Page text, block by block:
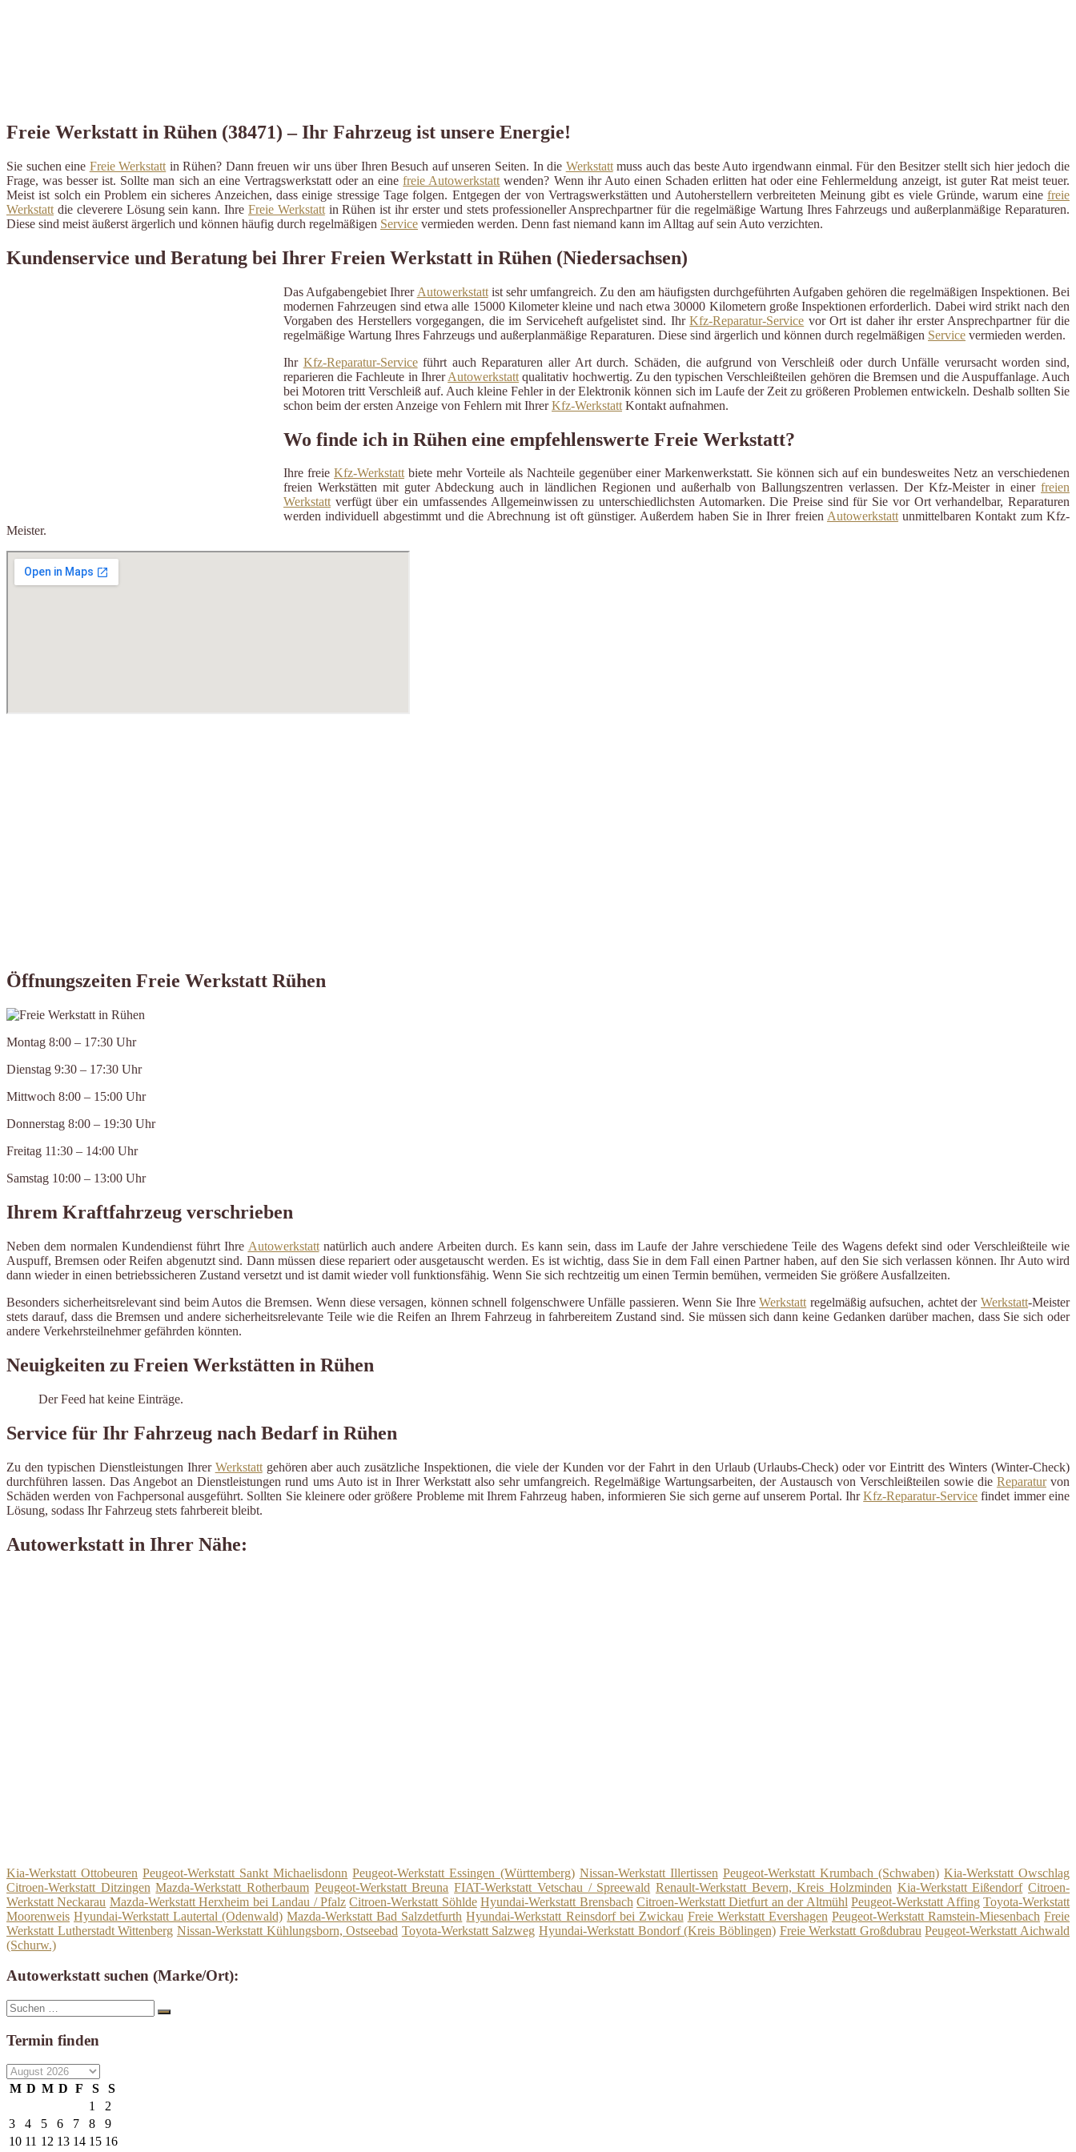
Freie Werkstatt in Rühen (38471) – Ihr Fahrzeug ist unsere Energie!
Sie suchen eine Freie Werkstatt in Rühen? Dann freuen wir uns über Ihren Besuch auf unseren Seiten. In die Werkstattmuss auch das beste Auto irgendwann einmal. Für den Besitzer stellt sich hier jedoch die
Frage, was besser ist. Sollte man sich an eine Vertragswerkstatt oder an einefreie Autowerkstatt wenden? Wenn ihr Auto einen Schaden erlitten hat oder eine Fehlermeldung anzeigt, ist guter Rat meist teuer.
Meist ist solch ein Problem ein sicheres Anzeichen, dass einige stressige Tage folgen. Entgegen der von Vertragswerkstätten und Autoherstellern verbreiteten Meinung gibt es viele Gründe, warum eine freie
Werkstatt die cleverere Lösung sein kann. Ihre Freie Werkstattin Rühen ist ihr erster und stets professioneller Ansprechpartner für die regelmäßige Wartung Ihres Fahrzeugs und außerplanmäßige Reparaturen.
Diese sind meist äußerst ärgerlich und können häufig durch regelmäßigen Service vermieden werden. Denn fast niemand kann im Alltag auf sein Auto verzichten.
Kundenservice und Beratung bei Ihrer Freien Werkstatt in Rühen (Niedersachsen)
Das Aufgabengebiet Ihrer Autowerkstattist sehr umfangreich. Zu den am häufigsten durchgeführten Aufgaben gehören die regelmäßigen Inspektionen. Bei
modernen Fahrzeugen sind etwa alle 15000 Kilometer kleine und nach etwa 30000 Kilometern große Inspektionen erforderlich. Dabei wird strikt nach den
Vorgaben des Herstellers vorgegangen, die im Serviceheft aufgelistet sind. IhrKfz-Reparatur-Service vor Ort ist daher ihr erster Ansprechpartner für die
regelmäßige Wartung Ihres Fahrzeugs und außerplanmäßige Reparaturen. Diese sind ärgerlich und können durch regelmäßigen Service vermieden werden.
Ihr Kfz-Reparatur-Serviceführt auch Reparaturen aller Art durch. Schäden, die aufgrund von Verschleiß oder durch Unfälle verursacht worden sind,
reparieren die Fachleute in IhrerAutowerkstatt qualitativ hochwertig. Zu den typischen Verschleißteilen gehören die Bremsen und die Auspuffanlage. Auch
bei Motoren tritt Verschleiß auf. Auch kleine Fehler in der Elektronik können sich im Laufe der Zeit zu größeren Problemen entwickeln. Deshalb sollten Sie
schon beim der ersten Anzeige von Fehlern mit IhrerKfz-Werkstatt Kontakt aufnahmen.
Wo finde ich in Rühen eine empfehlenswerte Freie Werkstatt?
Ihre freie Kfz-Werkstattbiete mehr Vorteile als Nachteile gegenüber einer Markenwerkstatt. Sie können sich auf ein bundesweites Netz an verschiedenen
freien Werkstätten mit guter Abdeckung auch in ländlichen Regionen und außerhalb von Ballungszentren verlassen. Der Kfz-Meister in einer freien
Werkstattverfügt über ein umfassendes Allgemeinwissen zu unterschiedlichsten Automarken. Die Preise sind für Sie vor Ort verhandelbar, Reparaturen
werden individuell abgestimmt und die Abrechnung ist oft günstiger. Außerdem haben Sie in Ihrer freien Autowerkstattunmittelbaren Kontakt zum Kfz-
Meister.
Öffnungszeiten Freie Werkstatt Rühen
Montag 8:00 – 17:30 Uhr
Dienstag 9:30 – 17:30 Uhr
Mittwoch 8:00 – 15:00 Uhr
Donnerstag 8:00 – 19:30 Uhr
Freitag 11:30 – 14:00 Uhr
Samstag 10:00 – 13:00 Uhr
Ihrem Kraftfahrzeug verschrieben
Neben dem normalen Kundendienst führt Ihre Autowerkstattnatürlich auch andere Arbeiten durch. Es kann sein, dass im Laufe der Jahre verschiedene Teile des Wagens defekt sind oder Verschleißteile wie
Auspuff, Bremsen oder Reifen abgenutzt sind. Dann müssen diese repariert oder ausgetauscht werden. Es ist wichtig, dass Sie in dem Fall einen Partner haben, auf den Sie sich verlassen können. Ihr Auto wird
dann wieder in einen betriebssicheren Zustand versetzt und ist damit wieder voll funktionsfähig. Wenn Sie sich rechtzeitig um einen Termin bemühen, vermeiden Sie größere Ausfallzeiten.
Besonders sicherheitsrelevant sind beim Autos die Bremsen. Wenn diese versagen, können schnell folgenschwere Unfälle passieren. Wenn Sie IhreWerkstatt regelmäßig aufsuchen, achtet derWerkstatt-Meister
stets darauf, dass die Bremsen und andere sicherheitsrelevante Teile wie die Reifen an Ihrem Fahrzeug in fahrbereitem Zustand sind. Sie müssen sich dann keine Gedanken darüber machen, dass Sie sich oder
andere Verkehrsteilnehmer gefährden könnten.
Neuigkeiten zu Freien Werkstätten in Rühen
Der Feed hat keine Einträge.
Service für Ihr Fahrzeug nach Bedarf in Rühen
Zu den typischen Dienstleistungen Ihrer Werkstattgehören aber auch zusätzliche Inspektionen, die viele der Kunden vor der Fahrt in den Urlaub (Urlaubs-Check) oder vor Eintritt des Winters (Winter-Check)
durchführen lassen. Das Angebot an Dienstleistungen rund ums Auto ist in Ihrer Werkstatt also sehr umfangreich. Regelmäßige Wartungsarbeiten, der Austausch von Verschleißteilen sowie die Reparaturvon
Schäden werden von Fachpersonal ausgeführt. Sollten Sie kleinere oder größere Probleme mit Ihrem Fahrzeug haben, informieren Sie sich gerne auf unserem Portal. IhrKfz-Reparatur-Service findet immer eine
Lösung, sodass Ihr Fahrzeug stets fahrbereit bleibt.
Autowerkstatt in Ihrer Nähe:
Kia-Werkstatt Ottobeuren Peugeot-Werkstatt Sankt Michaelisdonn Peugeot-Werkstatt Essingen (Württemberg) Nissan-Werkstatt Illertissen Peugeot-Werkstatt Krumbach (Schwaben) Kia-Werkstatt Owschlag
Citroen-Werkstatt Ditzingen Mazda-Werkstatt Rotherbaum Peugeot-Werkstatt Breuna FIAT-Werkstatt Vetschau / Spreewald Renault-Werkstatt Bevern, Kreis Holzminden Kia-Werkstatt Eißendorf Citroen-
Werkstatt Neckarau Mazda-Werkstatt Herxheim bei Landau / Pfalz Citroen-Werkstatt Söhlde Hyundai-Werkstatt Brensbach Citroen-Werkstatt Dietfurt an der Altmühl Peugeot-Werkstatt Affing Toyota-Werkstatt
Moorenweis Hyundai-Werkstatt Lautertal (Odenwald) Mazda-Werkstatt Bad Salzdetfurth Hyundai-Werkstatt Reinsdorf bei Zwickau Freie Werkstatt Evershagen Peugeot-Werkstatt Ramstein-Miesenbach Freie
Werkstatt Lutherstadt Wittenberg Nissan-Werkstatt Kühlungsborn, Ostseebad Toyota-Werkstatt Salzweg Hyundai-Werkstatt Bondorf (Kreis Böblingen) Freie Werkstatt Großdubrau Peugeot-Werkstatt Aichwald
(Schurw.)
Autowerkstatt suchen (Marke/Ort):
Suche
nach:
Suchen
Termin finden
M D M D F S
S
1
2
3
4 5 6 7 8
9
10 11 12 13 14 15 16